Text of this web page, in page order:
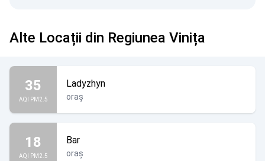
Alte Locații din Regiunea Vinița
35
AQI PM2.5
Ladyzhyn
oraș
18
AQI PM2.5
Bar
oraș